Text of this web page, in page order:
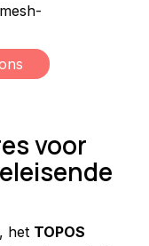
voor
, het TOPOS